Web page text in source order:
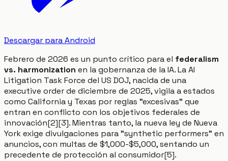
Descargar para Android
Febrero de 2026 es un punto crítico para el federalism
vs. harmonization en la gobernanza de la IA. La AI
Litigation Task Force del US DOJ, nacida de una
executive order de diciembre de 2025, vigila a estados
como California y Texas por reglas "excesivas" que
entran en conflicto con los objetivos federales de
innovación[2][3]. Mientras tanto, la nueva ley de Nueva
York exige divulgaciones para "synthetic performers" en
anuncios, con multas de $1,000-$5,000, sentando un
precedente de protección al consumidor[5].